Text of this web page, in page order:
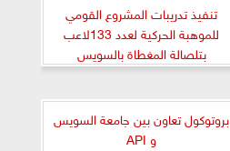
تنفيذ تدريبات المشروع القومي
للموهبة الحركية لعدد 133لاعب
بتلصالة المغطاة بالسويس
بروتوكول تعاون بين جامعة السويس
و API